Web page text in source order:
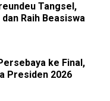
Tangsel,
Raih Beasiswa
ke Final,
Presiden 2026